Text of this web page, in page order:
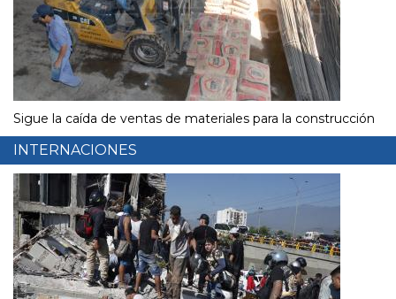
Sigue la caída de ventas de materiales para la construcción
INTERNACIONES